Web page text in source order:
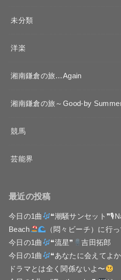
未分類
洋楽
湘南鎌倉の旅…Again
湘南鎌倉の旅～Good-by
競馬
芸能界
最近の投稿
今日の1曲 ❝潮騒サンセット
Beach
（悶々ビーチ）に行
今日の1曲
❝流星❞
吉田拓郎
今日の1曲
❝あなたに会えてよ
ドラマとは全く関係ないよ〜